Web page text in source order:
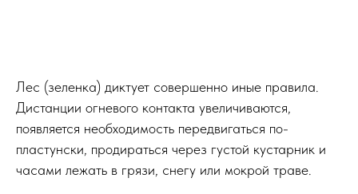
Лес (зеленка) диктует совершенно иные правила.
Дистанции огневого контакта увеличиваются,
появляется необходимость передвигаться по-
пластунски, продираться через густой кустарник и
часами лежать в грязи, снегу или мокрой траве.